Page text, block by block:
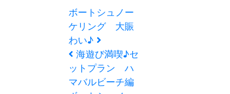
ボートシュノー
ケリング 大賑
わい♪
海遊び満喫♪セ
ットプラン ハ
マバルビーチ編